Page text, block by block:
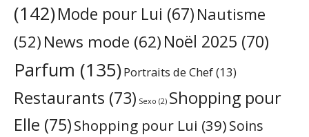
(142)Mode pour Lui (67) Nautisme
(52) News mode (62)Noël 2025 (70)
Parfum (135)Portraits de Chef(13)
Restaurants (73) Sexo (2) Shopping pour
Elle (75)Shopping pour Lui (39)Soins